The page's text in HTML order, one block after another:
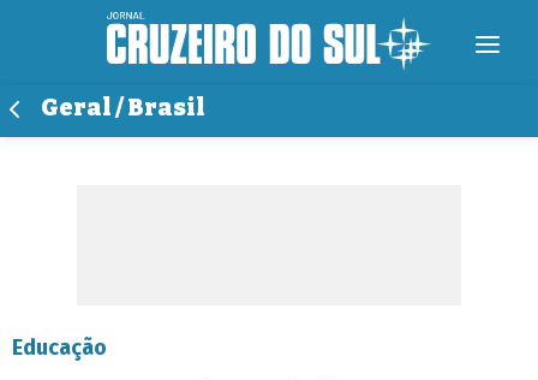
Geral / Brasil
Educação